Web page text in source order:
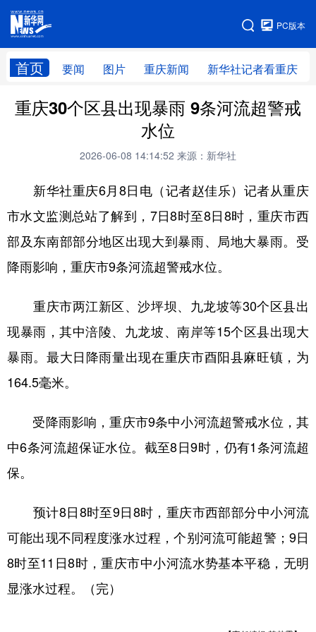
PC版本
首页 要闻 图片 重庆新闻 新华社记者看重庆
网站地图
重庆30个区县出现暴雨 9条河流超警戒
水位
2026-06-08 14:14:52 来源：新华社
新华社重庆6月8日电（记者赵佳乐）记者从重庆
市水文监测总站了解到，7日8时至8日8时，重庆市西
部及东南部部分地区出现大到暴雨、局地大暴雨。受
降雨影响，重庆市9条河流超警戒水位。
重庆市两江新区、沙坪坝、九龙坡等30个区县出
现暴雨，其中涪陵、九龙坡、南岸等15个区县出现大
暴雨。最大日降雨量出现在重庆市酉阳县麻旺镇，为
164.5毫米。
受降雨影响，重庆市9条中小河流超警戒水位，其
中6条河流超保证水位。截至8日9时，仍有1条河流超
保。
预计8日8时至9日8时，重庆市西部部分中小河流
可能出现不同程度涨水过程，个别河流可能超警；9日
8时至11日8时，重庆市中小河流水势基本平稳，无明
显涨水过程。（完）